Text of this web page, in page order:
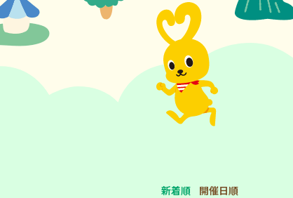
新着順 開催日順